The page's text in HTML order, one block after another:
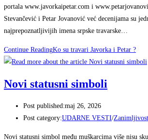
portala www.javorkaipetar.com i
Stevančević i Petar Jovanović već decenijama su
najprepoznatljivijih imena srpske travarske…
Continue ReadingKo su travari Javorka i Petar ?
Novi statusni simboli
Post published:maj 26, 2026
Post category:UDARNE VESTI/
Novi statusni simbol među muškarcima više nisu